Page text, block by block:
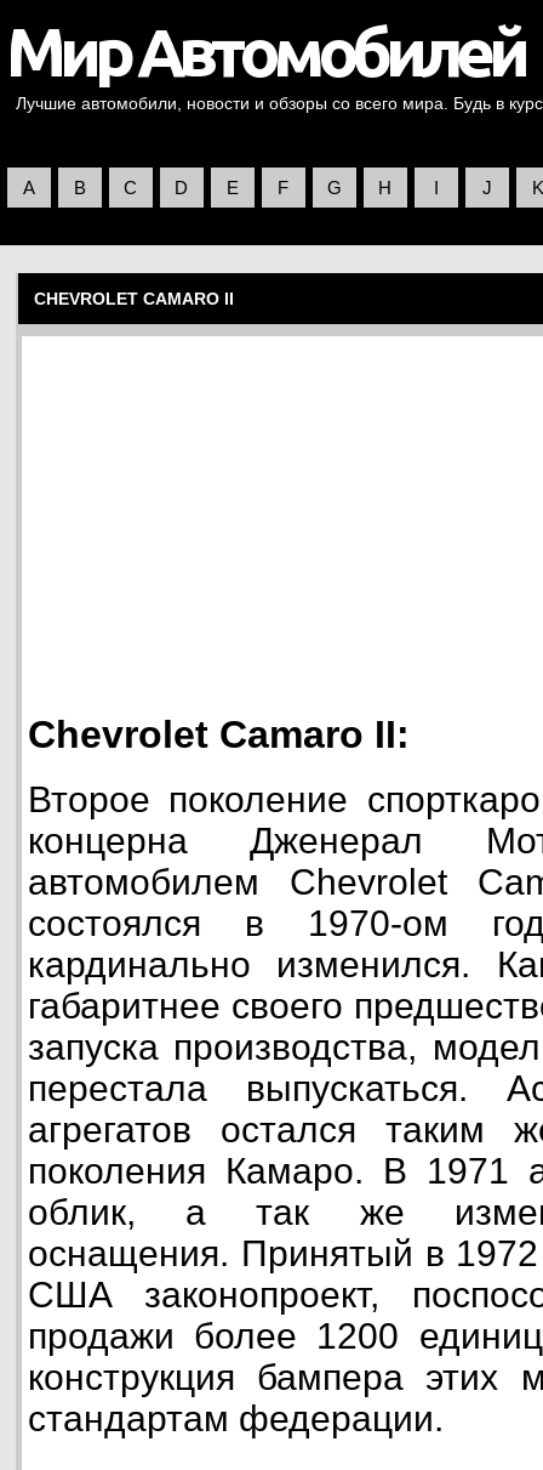
Лучшие автомобили, новости и обзоры со всего мира. Будь в
A B C D E F G H I J K
CHEVROLET CAMARO II
Chevrolet Camaro II:
Второе поколение
концерна Дженерал
автомобилем Chevrolet
состоялся в 1970-ом
кардинально изменился.
габаритнее своего
запуска производства,
перестала выпускаться.
агрегатов остался
поколения Камаро. В 1971
облик, а так же
оснащения. Принятый в 1972
США законопроект,
продажи более 1200
конструкция бампера этих
стандартам федерации.